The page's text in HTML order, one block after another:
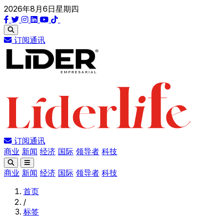
2026年8月6日星期四
订阅通讯
订阅通讯
商业 新闻 经济 国际 领导者 科技
商业 新闻 经济 国际 领导者 科技
首页
/
标签